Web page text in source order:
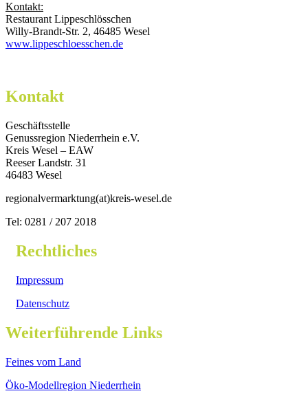
Kontakt:
Restaurant Lippeschlösschen
Willy-Brandt-Str. 2, 46485 Wesel
www.lippeschloesschen.de
Kontakt
Geschäftsstelle
Genussregion Niederrhein e.V.
Kreis Wesel – EAW
Reeser Landstr. 31
46483 Wesel
regionalvermarktung(at)kreis-wesel.de
Tel: 0281 / 207 2018
Rechtliches
Impressum
Datenschutz
Weiterführende Links
Feines vom Land
Öko-Modellregion Niederrhein